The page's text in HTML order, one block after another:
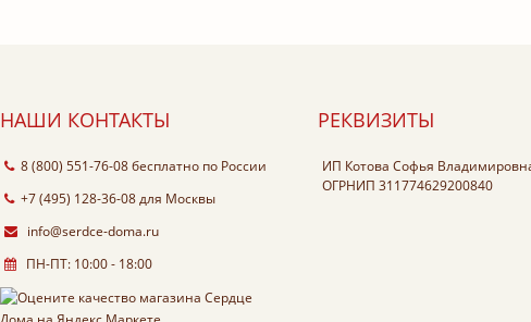
НАШИ КОНТАКТЫ
8 (800) 551-76-08бесплатно по России
+7 (495) 128-36-08для Москвы
info@serdce-doma.ru
ПН-ПТ: 10:00 - 18:00
РЕКВИЗИТЫ
ИП Котова Софья
ОГРНИП 311774629200840